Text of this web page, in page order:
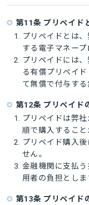
第11条 プリペイド
プリペイドとは
する電子マネープ
プリペイドには
る有償プリペイ
て無償で付与する
第12条 プリペイド
プリペイドは弊
順で購入すること
プリペイド購入
せん。
金融機関に支払
用者の負担としま
第13条 プリペイド